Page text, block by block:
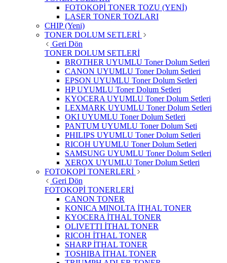
FOTOKOPİ TONER TOZU (YENİ)
LASER TONER TOZLARI
CHIP (Yeni)
TONER DOLUM SETLERİ
Geri Dön
TONER DOLUM SETLERİ
BROTHER UYUMLU Toner Dolum Setleri
CANON UYUMLU Toner Dolum Setleri
EPSON UYUMLU Toner Dolum Setleri
HP UYUMLU Toner Dolum Setleri
KYOCERA UYUMLU Toner Dolum Setleri
LEXMARK UYUMLU Toner Dolum Setleri
OKI UYUMLU Toner Dolum Setleri
PANTUM UYUMLU Toner Dolum Seti
PHILIPS UYUMLU Toner Dolum Setleri
RICOH UYUMLU Toner Dolum Setleri
SAMSUNG UYUMLU Toner Dolum Setleri
XEROX UYUMLU Toner Dolum Setleri
FOTOKOPİ TONERLERİ
Geri Dön
FOTOKOPİ TONERLERİ
CANON TONER
KONICA MINOLTA İTHAL TONER
KYOCERA İTHAL TONER
OLIVETTI İTHAL TONER
RICOH İTHAL TONER
SHARP İTHAL TONER
TOSHIBA İTHAL TONER